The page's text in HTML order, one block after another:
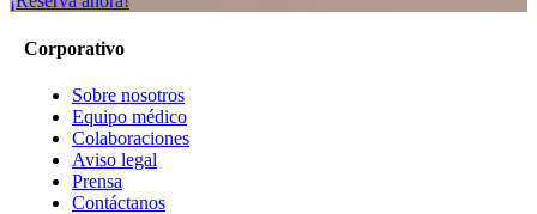
Corporativo
Sobre nosotros
Equipo médico
Colaboraciones
Aviso legal
Prensa
Contáctanos